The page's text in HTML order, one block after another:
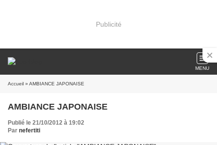
Publicité
MENU
Accueil » AMBIANCE JAPONAISE
AMBIANCE JAPONAISE
Publié le 21/10/2012 à 19:02
Par nefertiti